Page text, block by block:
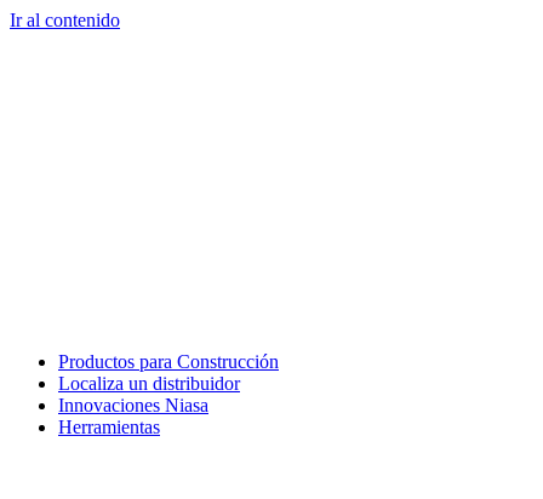
Ir al contenido
Productos para Construcción
Localiza un distribuidor
Innovaciones Niasa
Herramientas